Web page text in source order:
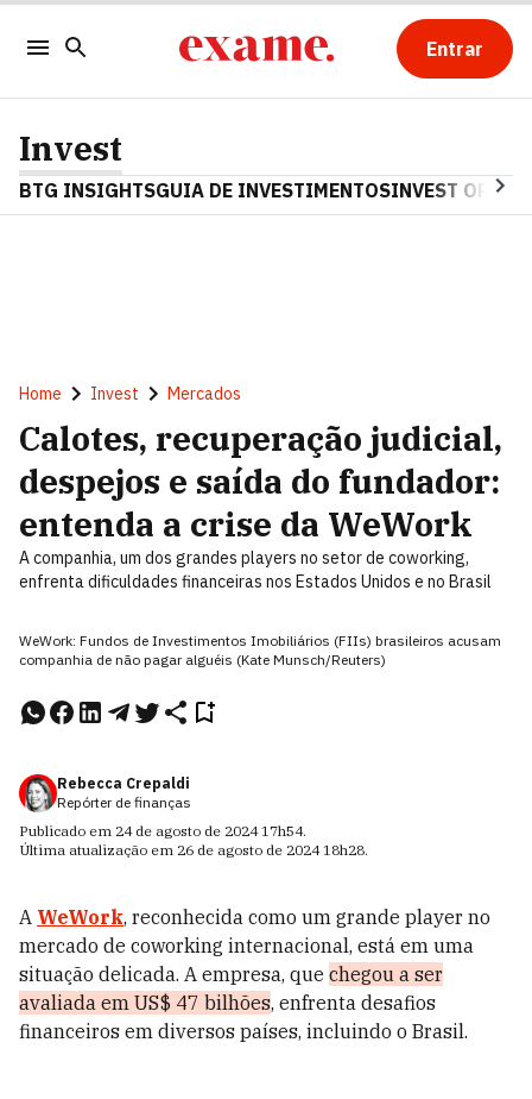
Entrar
Invest
BTG INSIGHTSGUIA DE INVESTIMENTOSINVEST OPINA
Home Invest Mercados
Calotes, recuperação judicial,
despejos e saída do fundador:
entenda a crise da WeWork
A companhia, um dos grandes players no setor de coworking,
enfrenta dificuldades financeiras nos Estados Unidos e no Brasil
WeWork: Fundos de Investimentos Imobiliários (FIIs) brasileiros acusam
companhia de não pagar alguéis (Kate Munsch/Reuters)
Rebecca Crepaldi
Repórter de finanças
Publicado em 24 de agosto de 2024 17h54.
Última atualização em 26 de agosto de 2024 18h28.
A WeWork, reconhecida como um grande player no
mercado de coworking internacional, está em uma
situação delicada. A empresa, que chegou a ser
avaliada em US$ 47 bilhões, enfrenta desafios
financeiros em diversos países, incluindo o Brasil.